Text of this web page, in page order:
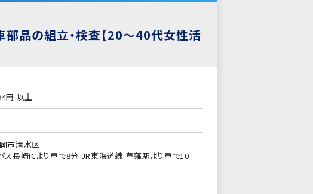
品の組立・検査【20～40代女性活
円 以上
市清水区
ス長崎ICより車で8分 JR東海道線 草薙駅より車で10